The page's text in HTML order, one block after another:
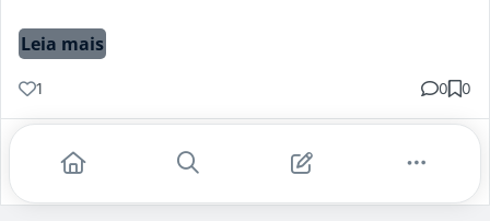
Leia mais
1 0 0
Gostei Comentar Salvar